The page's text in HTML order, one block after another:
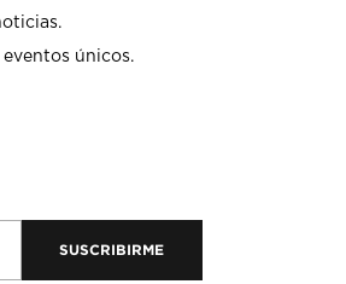
eventos únicos.
SUSCRIBIRME